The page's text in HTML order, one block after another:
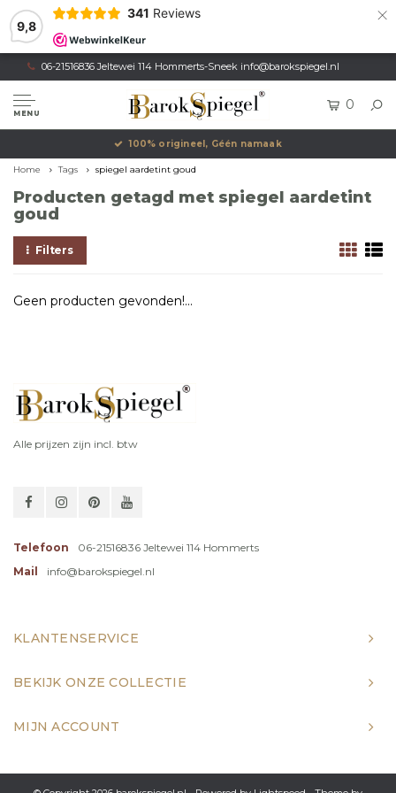
9,8
341 Reviews ×
06-21516836 Jeltewei 114 Hommerts-Sneek info@barokspiegel.nl
MENU
0
100% origineel, Géén namaak
Home Tags spiegel aardetint goud
Producten getagd met spiegel aardetint
goud
Filters
Geen producten gevonden!...
Alle prijzen zijn incl. btw
Telefoon
06-21516836 Jeltewei 114 Hommerts
Mail
info@barokspiegel.nl
KLANTENSERVICE
BEKIJK ONZE COLLECTIE
MIJN ACCOUNT